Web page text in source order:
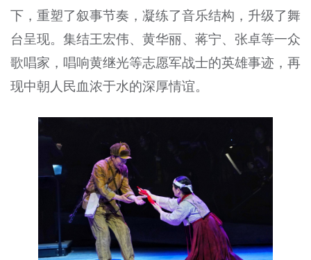
下，重塑了叙事节奏，凝练了音乐结构，升级了舞
台呈现。集结王宏伟、黄华丽、蒋宁、张卓等一众
歌唱家，唱响黄继光等志愿军战士的英雄事迹，再
现中朝人民血浓于水的深厚情谊。